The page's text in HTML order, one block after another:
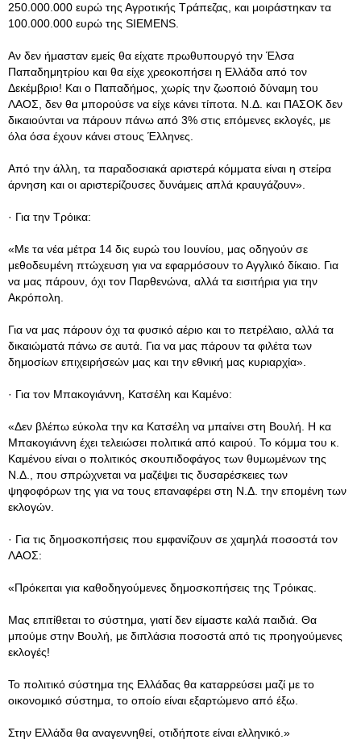
250.000.000 ευρώ της Αγροτικής Τράπεζας, και μοιράστηκαν τα
100.000.000 ευρώ της SIEMENS.
Αν δεν ήμασταν εμείς θα είχατε πρωθυπουργό την Έλσα
Παπαδημητρίου και θα είχε χρεοκοπήσει η Ελλάδα από τον
Δεκέμβριο! Και ο Παπαδήμος, χωρίς την ζωοποιό δύναμη του
ΛΑΟΣ, δεν θα μπορούσε να είχε κάνει τίποτα. Ν.Δ. και ΠΑΣΟΚ δεν
δικαιούνται να πάρουν πάνω από 3% στις επόμενες εκλογές, με
όλα όσα έχουν κάνει στους Έλληνες.
Από την άλλη, τα παραδοσιακά αριστερά κόμματα είναι η στείρα
άρνηση και οι αριστερίζουσες δυνάμεις απλά κραυγάζουν».
· Για την Τρόικα:
«Με τα νέα μέτρα 14 δις ευρώ του Ιουνίου, μας οδηγούν σε
μεθοδευμένη πτώχευση για να εφαρμόσουν το Αγγλικό δίκαιο. Για
να μας πάρουν, όχι τον Παρθενώνα, αλλά τα εισιτήρια για την
Ακρόπολη.
Για να μας πάρουν όχι τα φυσικό αέριο και το πετρέλαιο, αλλά τα
δικαιώματά πάνω σε αυτά. Για να μας πάρουν τα φιλέτα των
δημοσίων επιχειρήσεών μας και την εθνική μας κυριαρχία».
· Για τον Μπακογιάννη, Κατσέλη και Καμένο:
«Δεν βλέπω εύκολα την κα Κατσέλη να μπαίνει στη Βουλή. Η κα
Μπακογιάννη έχει τελειώσει πολιτικά από καιρού. Το κόμμα του κ.
Καμένου είναι ο πολιτικός σκουπιδοφάγος των θυμωμένων της
Ν.Δ., που σπρώχνεται να μαζέψει τις δυσαρέσκειες των
ψηφοφόρων της για να τους επαναφέρει στη Ν.Δ. την επομένη των
εκλογών.
· Για τις δημοσκοπήσεις που εμφανίζουν σε χαμηλά ποσοστά τον
ΛΑΟΣ:
«Πρόκειται για καθοδηγούμενες δημοσκοπήσεις της Τρόικας.
Μας επιτίθεται το σύστημα, γιατί δεν είμαστε καλά παιδιά. Θα
μπούμε στην Βουλή, με διπλάσια ποσοστά από τις προηγούμενες
εκλογές!
Το πολιτικό σύστημα της Ελλάδας θα καταρρεύσει μαζί με το
οικονομικό σύστημα, το οποίο είναι εξαρτώμενο από έξω.
Στην Ελλάδα θα αναγεννηθεί, οτιδήποτε είναι ελληνικό.»